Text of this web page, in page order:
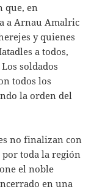
que, en
a Arnau Amalric
y quienes
a todos,
soldados
todos los
la orden del
no finalizan con
toda la región
el noble
en una